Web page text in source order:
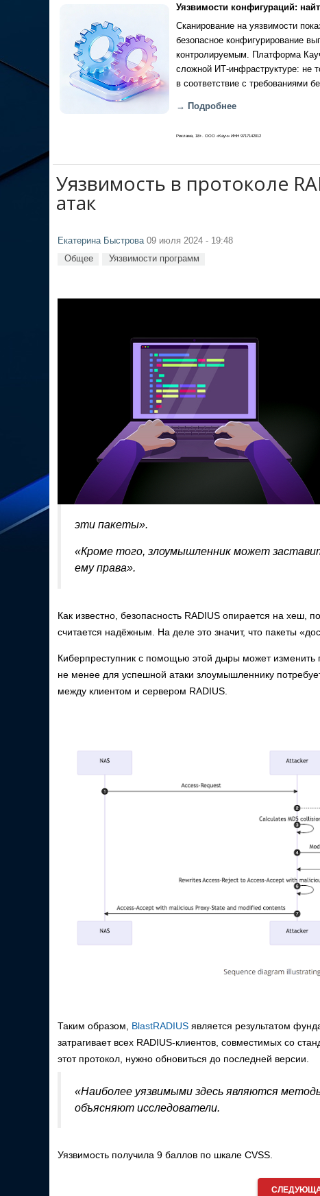
Уязвимости конфигураций:
Сканирование на уязвимости
безопасное конфигурирование
контролируемым. Платформа
сложной ИТ-инфраструктуре: не
в соответствие с требованиями
→ Подробнее
Реклама, 18+. ООО «Кауч» ИНН 9717142012
Уязвимость в протоколе
атак
Екатерина Быстрова09 июля 2024 - 19:48
Общее Уязвимости программ
эти пакеты».
«Кроме того, злоумышленник может
ему права».
Как известно, безопасность RADIUS опирается на
считается надёжным. На деле это значит, что пакеты
Киберпреступник с помощью этой дыры может изменить
не менее для успешной атаки злоумышленнику
между клиентом и сервером RADIUS.
Таким образом, BlastRADIUS является результатом
затрагивает всех RADIUS-клиентов, совместимых со
этот протокол, нужно обновиться до последней версии.
«Наиболее уязвимыми здесь являются
объясняют исследователи.
Уязвимость получила 9 баллов по шкале CVSS.